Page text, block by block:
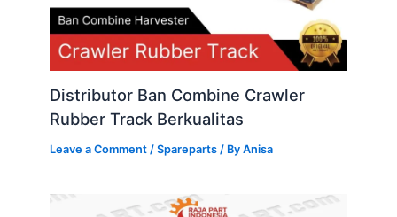
Distributor Ban Combine Crawler
Rubber Track Berkualitas
Leave a Comment /Spareparts / ByAnisa